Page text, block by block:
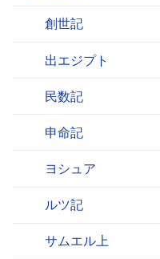
創世記
出エジプト
民数記
申命記
ヨシュア
ルツ記
サムエル上